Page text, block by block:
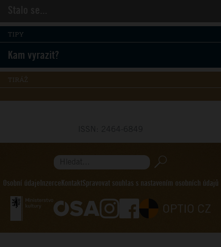
TIPY
Kam vyrazit?
TIRÁŽ
Hledat...
Osobní údajeInzerceKontaktSpravovat souhlas s nastavením osobních údajů